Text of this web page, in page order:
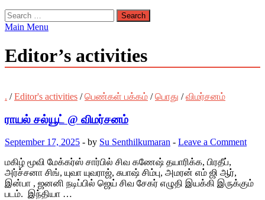
Search
for:
Main Menu
Editor’s activities
. /Editor's activities /பெண்கள் பக்கம் /பொது /விமர்சனம்
ராயல் சல்யூட் @ விமர்சனம்
September 17, 2025 - by Su Senthilkumaran - Leave a Comment
மகிழ் மூவி மேக்கர்ஸ் சார்பில் சிவ கணேஷ் தயாரிக்க, பிரதீப்,
அர்ச்சனா சிங், யுவா யுவராஜ், சுபாஷ் சிம்பு, அமரன் எம் ஜி ஆர்,
இன்பா , ஜனனி நடிப்பில் ஜெய் சிவ சேகர் எழுதி இயக்கி இருக்கும்
படம். இந்தியா …